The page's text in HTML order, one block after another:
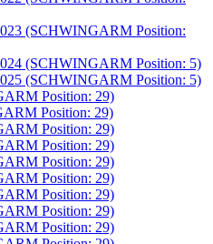
(SCHWINGARM Position:
(SCHWINGARM Position: 5)
(SCHWINGARM Position: 5)
Position: 29)
Position: 29)
Position: 29)
Position: 29)
Position: 29)
Position: 29)
Position: 29)
Position: 29)
Position: 29)